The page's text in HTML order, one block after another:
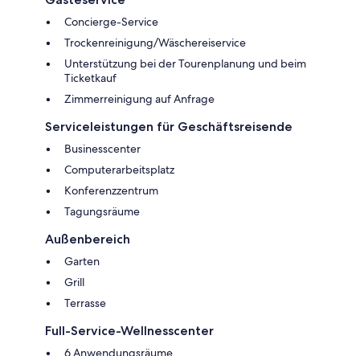
Concierge-Service
Trockenreinigung/Wäschereiservice
Unterstützung bei der Tourenplanung und beim
Ticketkauf
Zimmerreinigung auf Anfrage
Serviceleistungen für Geschäftsreisende
Businesscenter
Computerarbeitsplatz
Konferenzzentrum
Tagungsräume
Außenbereich
Garten
Grill
Terrasse
Full-Service-Wellnesscenter
6 Anwendungsräume